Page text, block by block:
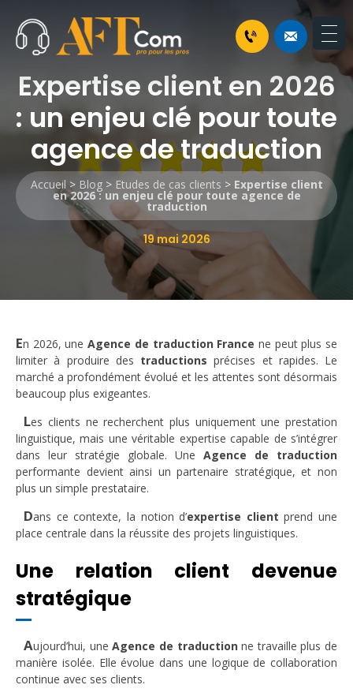
Expertise client en 2026
: un enjeu clé pour toute
agence de traduction
Accueil> Blog> Etudes de cas clients > Expertise client
en 2026 : un enjeu clé pour toute agence de
traduction
19 mai 2026
En 2026, uneAgence de traduction France ne peut plus se
limiter à produire des traductions précises et rapides. Le
marché a profondément évolué et les attentes sont désormais
beaucoup plus exigeantes.
Les clients ne recherchent plus uniquement une prestation
linguistique, mais une véritable expertise capable de s’intégrer
dans leur stratégie globale. Une Agence de traduction
performante devient ainsi un partenaire stratégique, et non
plus un simple prestataire.
Dans ce contexte, la notion d’expertise client prend une
place centrale dans la réussite des projets linguistiques.
Une relation client devenue
stratégique
Aujourd’hui, uneAgence de traductionne travaille plus de
manière isolée. Elle évolue dans une logique de collaboration
continue avec ses clients.